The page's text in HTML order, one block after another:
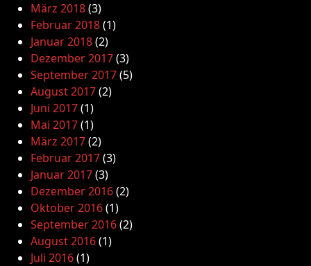
März 2018(3)
Februar 2018(1)
Januar 2018(2)
Dezember 2017(3)
September 2017(5)
August 2017(2)
Juni 2017(1)
Mai 2017(1)
März 2017(2)
Februar 2017(3)
Januar 2017(3)
Dezember 2016(2)
Oktober 2016(1)
September 2016(2)
August 2016(1)
Juli 2016(1)